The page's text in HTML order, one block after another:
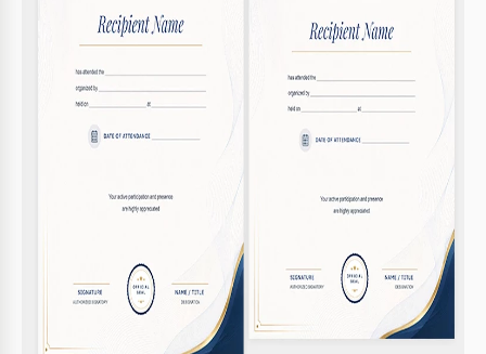
Ist die Vorlage einfach zu verwenden?
Ja, sie enthält fertig editierbare Abschnitte und
Stile.
Kann ich Farben und Schriftarten anpassen?
Ja, alle Elemente sind in Google Docs und Microsoft
Ist diese Vorlage kostenlos nutzbar?
Ja, sie kann kostenlos heruntergeladen und
verwendet werden.
Wie kann ich den Empfängernamen ändern?
Bearbeite einfach den Platzhaltertext in Google Docs
oder Microsoft Word.